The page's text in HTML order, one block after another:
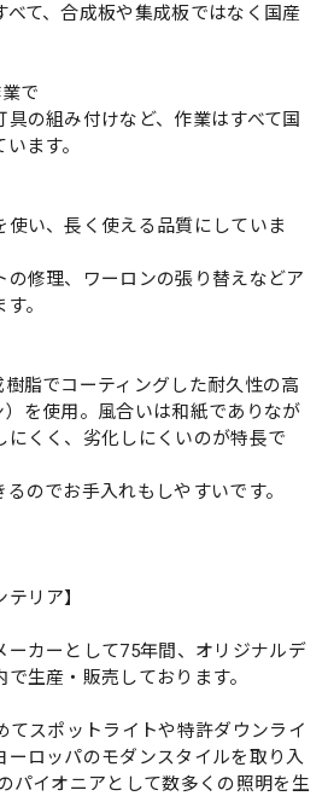
て、合成板や集成板ではなく国産
で
の組み付けなど、作業はすべて国
ます。
使い、長く使える品質にしていま
の修理、ワーロンの張り替えなどア
。
脂でコーティングした耐久性の高
を使用。風合いは和紙でありなが
にくく、劣化しにくいのが特長で
のでお手入れもしやすいです。
リア】
ーカーとして75年間、オリジナルデ
生産・販売しております。
てスポットライトや特許ダウンライ
ーロッパのモダンスタイルを取り入
パイオニアとして数多くの照明を生